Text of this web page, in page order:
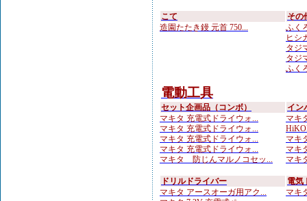
こて
造園たたき鏝 元首 750...
その
ふく
ヒシ
タジ
タジ
ふく
電動工具
セット企画品（コンボ）
マキタ 充電式ドライウォ...
マキタ 充電式ドライウォ...
マキタ 充電式ドライウォ...
マキタ 充電式ドライウォ...
マキタ 防じんマルノコセッ...
イン
マキ
マキ
マキ
マキ
ドリルドライバー
マキタ アースオーガ用アク...
電気
マキ